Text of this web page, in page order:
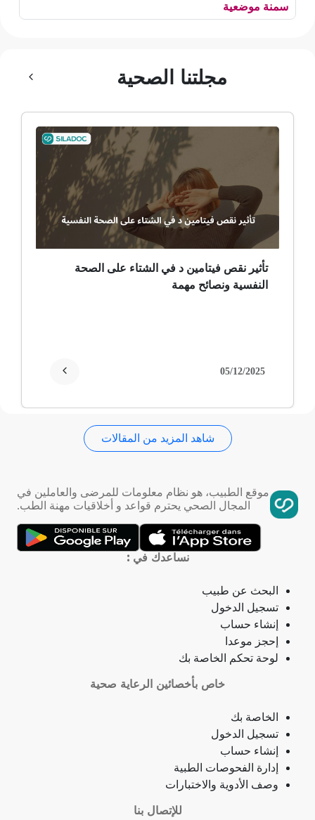
سمنة موضعية
ألم وعائي وجهي
ضمور عصبي ألمي
حساسية
ثعلبة
ألزهايمر (مرض)
تمدد الأوعية الدموية
التهاب الحلق
ذبحة صدرية (مصطلح لاتيني)
فقدان الشهية
فقدان حاسة الشم
جمرة (أنثراكس)
لامبالاة
حبسة
مجلتنا الصحية
تأثير نقص فيتامين د في الشتاء على الصحة
النفسية ونصائح مهمة
05/12/2025
شاهد المزيد من المقالات
موقع الطبيب، هو نظام معلومات للمرضى والعاملين في
المجال الصحي يحترم قواعد و أخلاقيات مهنة الطب.
نساعدك في :
البحث عن طبيب
تسجيل الدخول
إنشاء حساب
إحجز موعدا
لوحة تحكم الخاصة بك
خاص بأخصائين الرعاية صحية
الخاصة بك
تسجيل الدخول
إنشاء حساب
إدارة الفحوصات الطبية
وصف الأدوية والاختبارات
للإتصال بنا